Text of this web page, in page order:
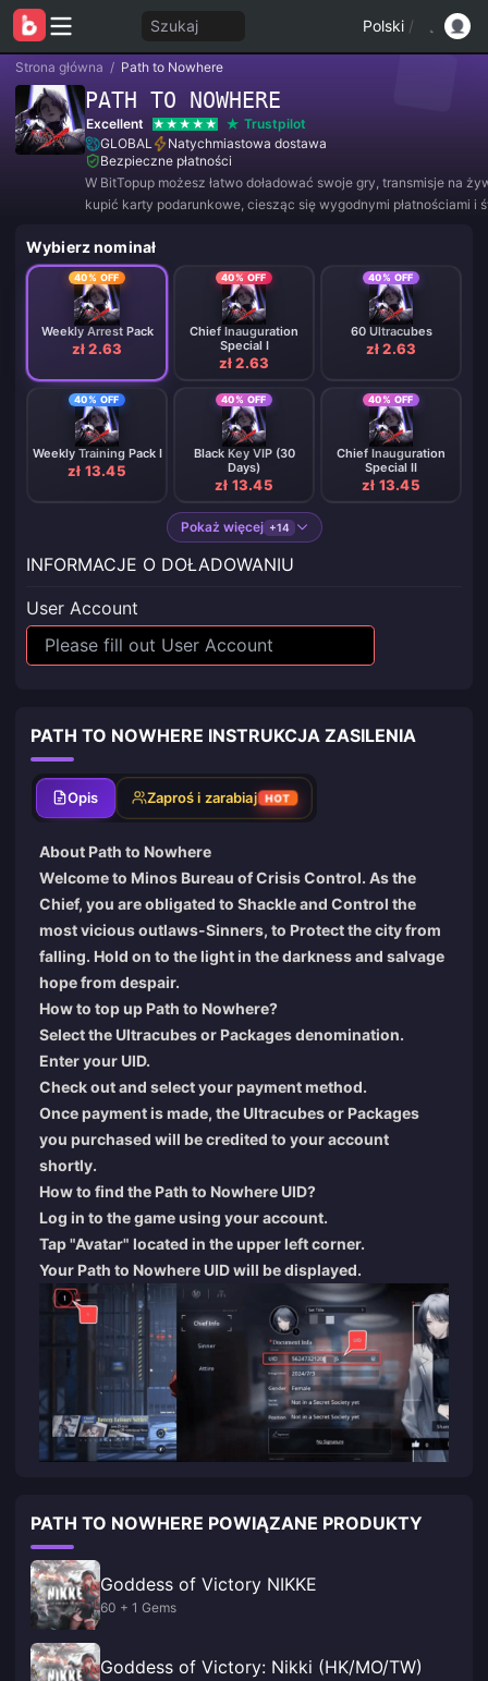
Szukaj Polski /
Strona główna / Path to Nowhere
PATH TO NOWHERE
Excellent
Trustpilot
GLOBAL
Natychmiastowa dostawa
Bezpieczne płatności
W BitTopup możesz łatwo doładować swoje gry, transmisje na
kupić karty podarunkowe, ciesząc się wygodnymi płatnościami i
Wybierz nominał
40% OFF
Weekly Arrest Pack
zł 2.63
40% OFF
Chief Inauguration
Special I
zł 2.63
40% OFF
60 Ultracubes
zł 2.63
40% OFF
Weekly Training Pack I
zł 13.45
40% OFF
Black Key VIP (30
Days)
zł 13.45
40% OFF
Chief Inauguration
Special II
zł 13.45
Pokaż więcej +14
INFORMACJE O DOŁADOWANIU
User Account
PATH TO NOWHERE INSTRUKCJA ZASILENIA
Opis Zaproś i zarabiaj HOT
About Path to Nowhere
Welcome to Minos Bureau of Crisis Control. As the
Chief, you are obligated to Shackle and Control the
most vicious outlaws-Sinners, to Protect the city from
falling. Hold on to the light in the darkness and salvage
hope from despair.
How to top up Path to Nowhere?
Select the Ultracubes or Packages denomination.
Enter your UID.
Check out and select your payment method.
Once payment is made, the Ultracubes or Packages
you purchased will be credited to your account
shortly.
How to find the Path to Nowhere UID?
Log in to the game using your account.
Tap "Avatar" located in the upper left corner.
Your Path to Nowhere UID will be displayed.
PATH TO NOWHERE POWIĄZANE PRODUKTY
Goddess of Victory NIKKE
60 + 1 Gems
Goddess of Victory: Nikki (HK/MO/TW)